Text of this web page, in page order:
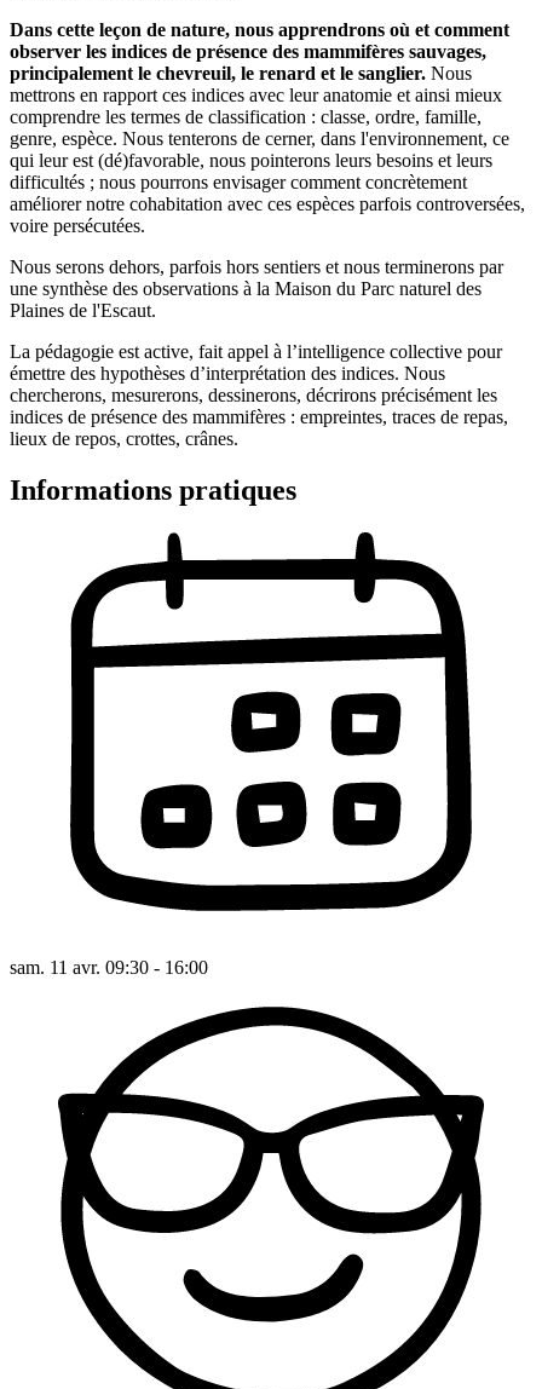
Dans cette leçon de nature, nous apprendrons où et comment
observer les indices de présence des mammifères sauvages,
principalement le chevreuil, le renard et le sanglier. Nous
mettrons en rapport ces indices avec leur anatomie et ainsi mieux
comprendre les termes de classification : classe, ordre, famille,
genre, espèce. Nous tenterons de cerner, dans l'environnement, ce
qui leur est (dé)favorable, nous pointerons leurs besoins et leurs
difficultés ; nous pourrons envisager comment concrètement
améliorer notre cohabitation avec ces espèces parfois controversées,
voire persécutées.
Nous serons dehors, parfois hors sentiers et nous terminerons par
une synthèse des observations à la Maison du Parc naturel des
Plaines de l'Escaut.
La pédagogie est active, fait appel à l’intelligence collective pour
émettre des hypothèses d’interprétation des indices. Nous
chercherons, mesurerons, dessinerons, décrirons précisément les
indices de présence des mammifères : empreintes, traces de repas,
lieux de repos, crottes, crânes.
Informations pratiques
sam. 11 avr. 09:30 - 16:00